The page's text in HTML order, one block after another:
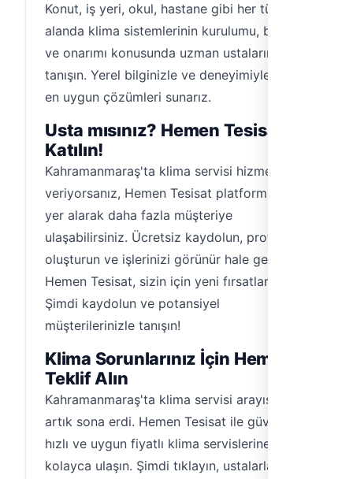
Konut, iş yeri, okul, hastane gibi her türlü
alanda klima sistemlerinin kurulumu, bakımı
ve onarımı konusunda uzman ustalarımızla
tanışın. Yerel bilginizle ve deneyimiyle, size
en uygun çözümleri sunarız.
Usta mısınız? Hemen Tesisat'a
Katılın!
Kahramanmaraş'ta klima servisi hizmeti
veriyorsanız, Hemen Tesisat platformunda
yer alarak daha fazla müşteriye
ulaşabilirsiniz. Ücretsiz kaydolun, profilinizi
oluşturun ve işlerinizi görünür hale getirin.
Hemen Tesisat, sizin için yeni fırsatlar sunar.
Şimdi kaydolun ve potansiyel
müşterilerinizle tanışın!
Klima Sorunlarınız İçin Hemen
Teklif Alın
Kahramanmaraş'ta klima servisi arayışınız
artık sona erdi. Hemen Tesisat ile güvenilir,
hızlı ve uygun fiyatlı klima servislerine
kolayca ulaşın. Şimdi tıklayın, ustalarla